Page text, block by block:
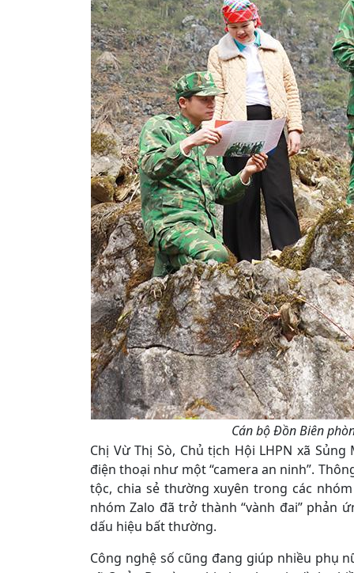
Cán bộ Đồn Biên
Chị Vừ Thị Sò, Chủ tịch Hội LHPN xã
điện thoại như một “camera an ninh”.
tộc, chia sẻ thường xuyên trong các
nhóm Zalo đã trở thành “vành đai” phản
dấu hiệu bất thường.
Công nghệ số cũng đang giúp nhiều phụ